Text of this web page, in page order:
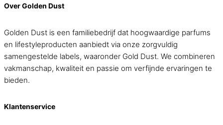
Over Golden Dust
Golden Dust is een familiebedrijf dat hoogwaardige parfums
en lifestyleproducten aanbiedt via onze zorgvuldig
samengestelde labels, waaronder Gold Dust. We combineren
vakmanschap, kwaliteit en passie om verfijnde ervaringen te
bieden.
Klantenservice